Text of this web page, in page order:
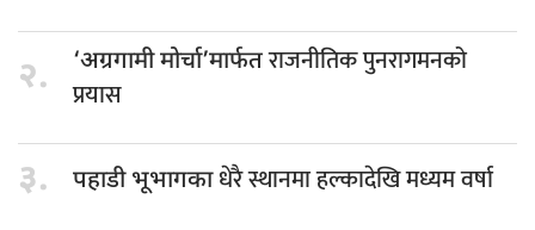
२. ‘अग्रगामी मोर्चा’मार्फतराजनीतिक पुनरागमनको
प्रयास
३. पहाडी भूभागकाधेरै स्थानमा हल्कादेखि मध्यम वर्षा